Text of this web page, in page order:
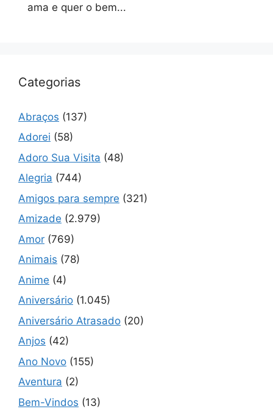
ama e quer o bem...
Categorias
Abraços (137)
Adorei (58)
Adoro Sua Visita (48)
Alegria (744)
Amigos para sempre (321)
Amizade (2.979)
Amor (769)
Animais (78)
Anime (4)
Aniversário (1.045)
Aniversário Atrasado (20)
Anjos (42)
Ano Novo (155)
Aventura (2)
Bem-Vindos (13)